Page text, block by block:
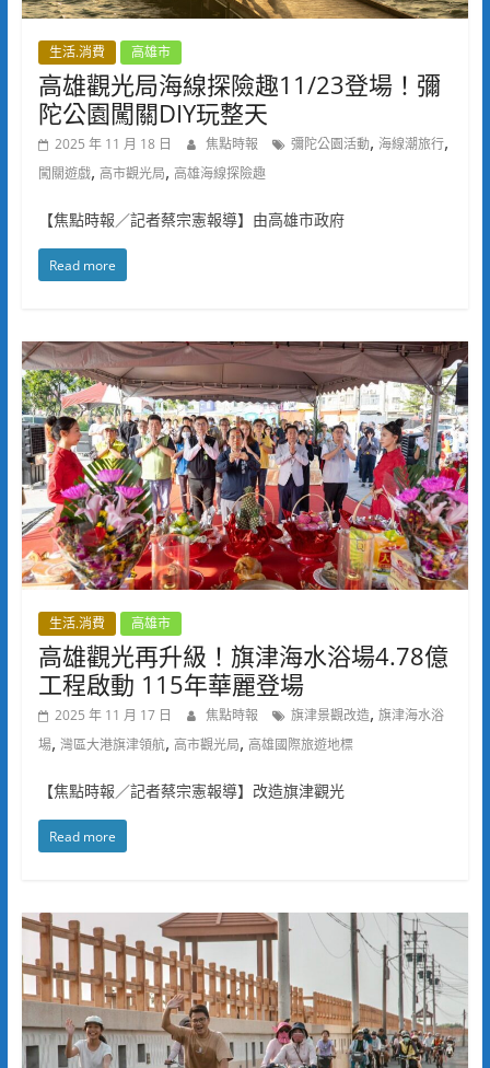
生活.消費 高雄市
高雄觀光局海線探險趣11/23登場！彌
陀公園闖關DIY玩整天
2025 年 11 月 18 日 焦點時報 彌陀公園活動, 海線潮旅行,
闖關遊戲, 高市觀光局, 高雄海線探險趣
【焦點時報／記者蔡宗憲報導】由高雄市政府
Read more
生活.消費 高雄市
高雄觀光再升級！旗津海水浴場4.78億
工程啟動 115年華麗登場
2025 年 11 月 17 日 焦點時報 旗津景觀改造, 旗津海水浴
場, 灣區大港旗津領航, 高市觀光局, 高雄國際旅遊地標
【焦點時報／記者蔡宗憲報導】改造旗津觀光
Read more